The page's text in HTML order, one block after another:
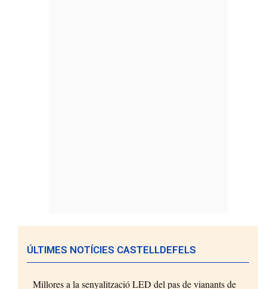
ÚLTIMES NOTÍCIES CASTELLDEFELS
Millores a la senyalització LED del pas de vianants de